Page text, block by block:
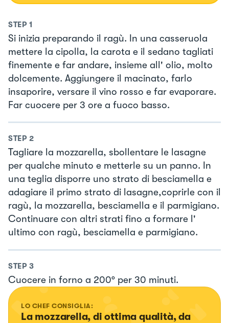
STEP 1
Si inizia preparando il ragù. In una casseruola
mettere la cipolla, la carota e il sedano tagliati
finemente e far andare, insieme all' olio, molto
dolcemente. Aggiungere il macinato, farlo
insaporire, versare il vino rosso e far evaporare.
Far cuocere per 3 ore a fuoco basso.
STEP 2
Tagliare la mozzarella, sbollentare le lasagne
per qualche minuto e metterle su un panno. In
una teglia disporre uno strato di besciamella e
adagiare il primo strato di lasagne,coprirle con il
ragù, la mozzarella, besciamella e il parmigiano.
Continuare con altri strati fino a formare l'
ultimo con ragù, besciamella e parmigiano.
STEP 3
Cuocere in forno a 200° per 30 minuti.
LO CHEF CONSIGLIA:
La mozzarella, di ottima qualità, da